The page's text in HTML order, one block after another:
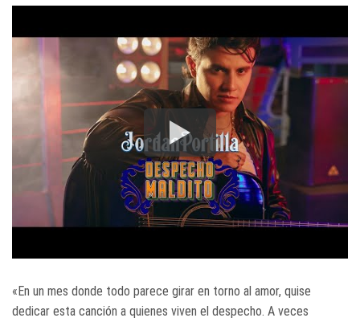
«En un mes donde todo parece girar en torno al amor, quise
dedicar esta canción a quienes viven el despecho. A veces